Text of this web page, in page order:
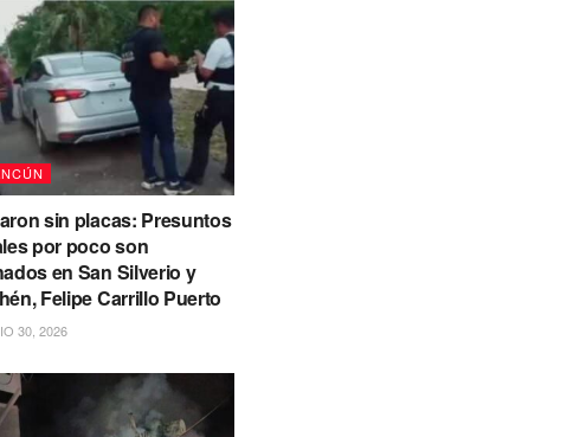
sin placas: Presuntos
por poco son
en San Silverio y
Felipe Carrillo Puerto
30, 2026